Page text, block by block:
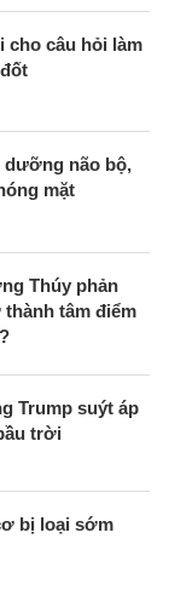
cho câu hỏi làm
dưỡng não bộ,
mặt
Thúy phản
tâm điểm
Trump suýt áp
trời
bị loại sớm